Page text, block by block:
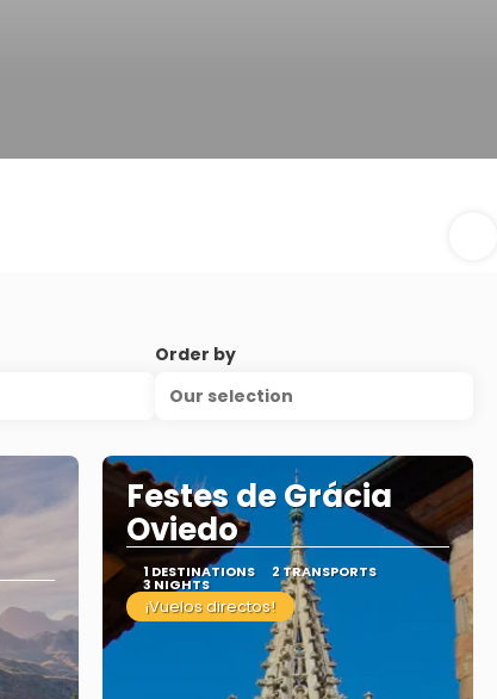
Order by
Our selection
Festes de Grácia
Oviedo
1 DESTINATIONS 2 TRANSPORTS
3 NIGHTS
¡Vuelos directos!